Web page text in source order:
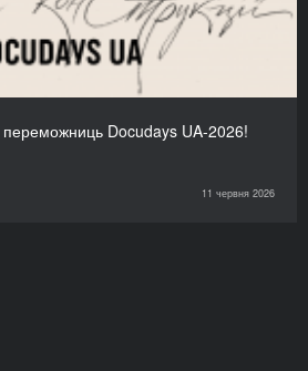
переможниць Docudays UA-2026!
11 червня 2026